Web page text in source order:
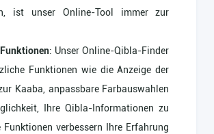
ist unser Online-Tool immer zur
: Unser Online-Qibla-Finder
Funktionen wie die Anzeige der
Kaaba, anpassbare Farbauswahlen
Ihre Qibla-Informationen zu
Funktionen verbessern Ihre Erfahrung